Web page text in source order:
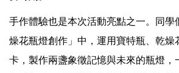
手作體驗也是本次活動亮點之一。同學
燥花瓶燈創作」中，運用寶特瓶、乾燥
卡，製作兩盞象徵記憶與未來的瓶燈，